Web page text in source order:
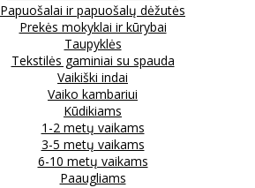
Papuošalai ir papuošalų dėžutės
Prekės mokyklai ir kūrybai
Taupyklės
Tekstilės gaminiai su spauda
Vaikiški indai
Vaiko kambariui
Kūdikiams
1-2 metų vaikams
3-5 metų vaikams
6-10 metų vaikams
Paaugliams